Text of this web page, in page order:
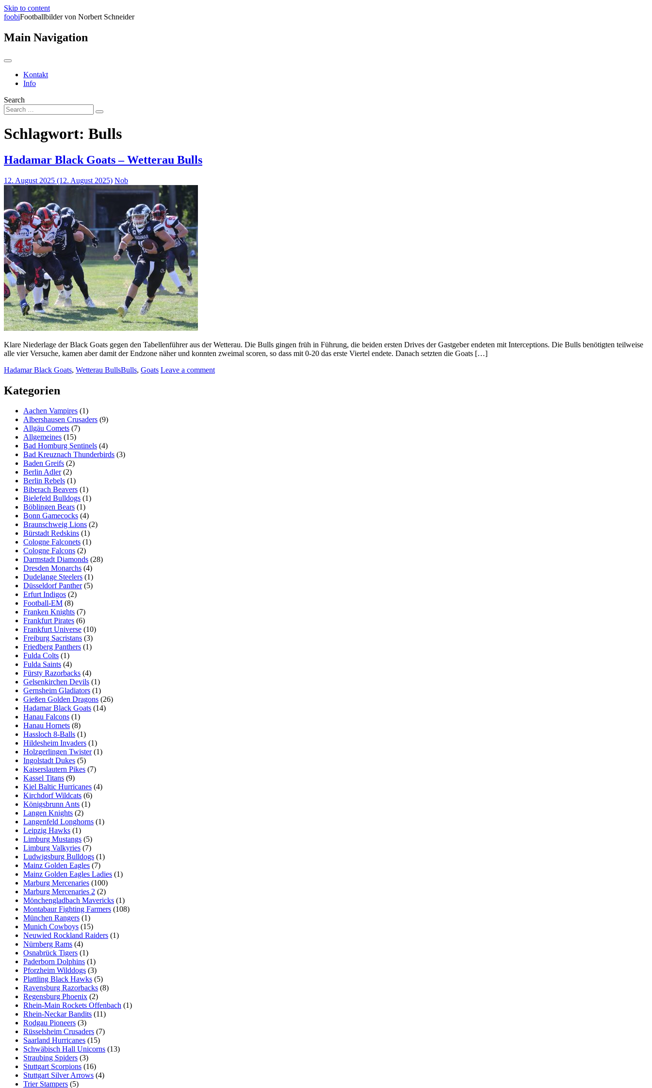
Skip to content
foobiFootballbilder von Norbert Schneider
Main Navigation
Kontakt
Info
Search
Schlagwort: Bulls
Hadamar Black Goats – Wetterau Bulls
12. August 2025 (12. August 2025) Nob
Klare Niederlage der Black Goats gegen den Tabellenführer aus der Wetterau. Die Bulls gingen früh in Führung, die beiden ersten Drives der Gastgeber endeten mit Interceptions. Die Bulls benötigten teilweise
alle vier Versuche, kamen aber damit der Endzone näher und konnten zweimal scoren, so dass mit 0-20 das erste Viertel endete. Danach setzten die Goats […]
Hadamar Black Goats, Wetterau BullsBulls, Goats Leave a comment
Kategorien
Aachen Vampires (1)
Albershausen Crusaders (9)
Allgäu Comets (7)
Allgemeines (15)
Bad Homburg Sentinels (4)
Bad Kreuznach Thunderbirds (3)
Baden Greifs (2)
Berlin Adler(2)
Berlin Rebels (1)
Biberach Beavers (1)
Bielefeld Bulldogs (1)
Böblingen Bears (1)
Bonn Gamecocks (4)
Braunschweig Lions (2)
Bürstadt Redskins (1)
Cologne Falconets (1)
Cologne Falcons (2)
Darmstadt Diamonds (28)
Dresden Monarchs (4)
Dudelange Steelers (1)
Düsseldorf Panther(5)
Erfurt Indigos (2)
Football-EM (8)
Franken Knights (7)
Frankfurt Pirates (6)
Frankfurt Universe (10)
Freiburg Sacristans (3)
Friedberg Panthers (1)
Fulda Colts (1)
Fulda Saints (4)
Fürsty Razorbacks (4)
Gelsenkirchen Devils (1)
Gernsheim Gladiators (1)
Gießen Golden Dragons (26)
Hadamar Black Goats (14)
Hanau Falcons (1)
Hanau Hornets (8)
Hassloch 8-Balls (1)
Hildesheim Invaders (1)
Holzgerlingen Twister(1)
Ingolstadt Dukes (5)
Kaiserslautern Pikes (7)
Kassel Titans (9)
Kiel Baltic Hurricanes (4)
Kirchdorf Wildcats (6)
Königsbrunn Ants (1)
Langen Knights (2)
Langenfeld Longhorns (1)
Leipzig Hawks (1)
Limburg Mustangs (5)
Limburg Valkyries (7)
Ludwigsburg Bulldogs (1)
Mainz Golden Eagles (7)
Mainz Golden Eagles Ladies (1)
Marburg Mercenaries (100)
Marburg Mercenaries 2 (2)
Mönchengladbach Mavericks (1)
Montabaur Fighting Farmers (108)
München Rangers (1)
Munich Cowboys (15)
Neuwied Rockland Raiders (1)
Nürnberg Rams (4)
Osnabrück Tigers (1)
Paderborn Dolphins (1)
Pforzheim Wilddogs (3)
Plattling Black Hawks (5)
Ravensburg Razorbacks (8)
Regensburg Phoenix (2)
Rhein-Main Rockets Offenbach (1)
Rhein-Neckar Bandits (11)
Rodgau Pioneers (3)
Rüsselsheim Crusaders (7)
Saarland Hurricanes (15)
Schwäbisch Hall Unicorns (13)
Straubing Spiders (3)
Stuttgart Scorpions (16)
Stuttgart Silver Arrows (4)
Trier Stampers (5)